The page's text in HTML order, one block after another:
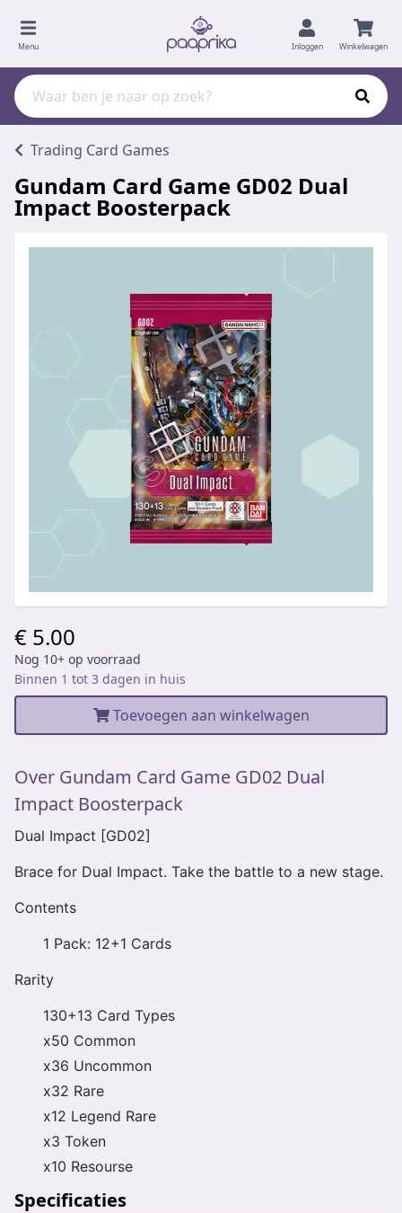
Menu Inloggen Winkelwagen
Trading Card Games
Gundam Card Game GD02 Dual
Impact Boosterpack
€ 5.00
Nog 10+ op voorraad
Binnen 1 tot 3 dagen in huis
Toevoegen aan winkelwagen
Over Gundam Card Game GD02 Dual
Impact Boosterpack
Dual Impact [GD02]
Brace for Dual Impact. Take the battle to a new stage.
Contents
1 Pack: 12+1 Cards
Rarity
130+13 Card Types
x50 Common
x36 Uncommon
x32 Rare
x12 Legend Rare
x3 Token
x10 Resourse
Specificaties